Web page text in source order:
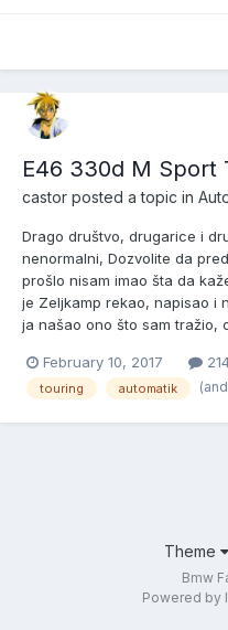
E46 330d M Sport
castor posted a topic in
Drago društvo, drugarice i
nenormalni, Dozvolite da
prošlo nisam imao šta da
je Zeljkamp rekao, napisao i
ja našao ono što sam tražio,
February 10, 2017
touring automatik
Theme
Bmw
Powered by